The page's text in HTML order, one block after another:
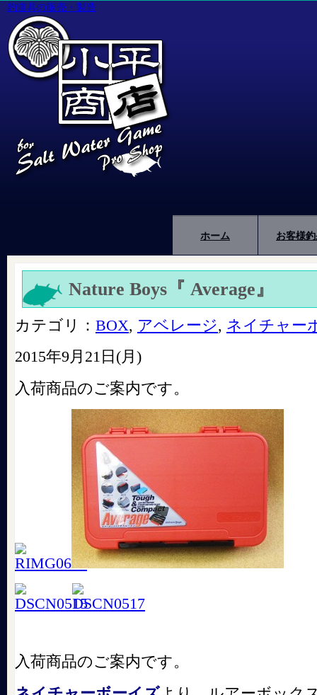
釣道具の販売・製造
ホーム お客様
Nature Boys『 Average』
カテゴリ： BOX, アベレージ, ネイチャー
2015年9月21日(月)
入荷商品のご案内です。
入荷商品のご案内です。